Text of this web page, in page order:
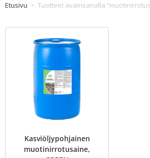
Etusivu > Tuotteet avainsanalla
Kasviöljypohjainen
muotinirrotusaine,